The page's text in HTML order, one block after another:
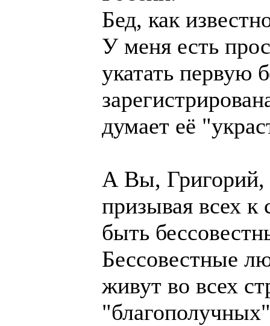
Бед, как
У меня есть
укатать первую
думает её
А Вы, Григорий,
призывая всех к
быть
Бессовестные
живут во всех